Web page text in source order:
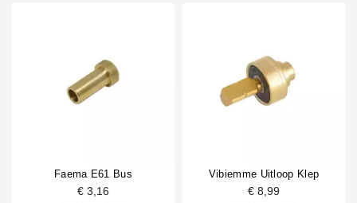
Faema E61 Bus
€ 3,16
Vibiemme Uitloop Klep
€ 8,99